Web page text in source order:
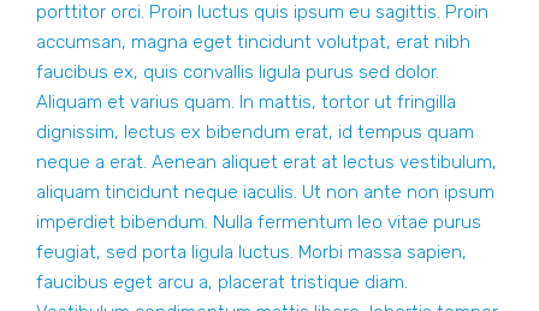
porttitor orci. Proin luctus quis ipsum eu sagittis. Proin
accumsan, magna eget tincidunt volutpat, erat nibh
faucibus ex, quis convallis ligula purus sed dolor.
Aliquam et varius quam. In mattis, tortor ut fringilla
dignissim, lectus ex bibendum erat, id tempus quam
neque a erat. Aenean aliquet erat at lectus vestibulum,
aliquam tincidunt neque iaculis. Ut non ante non ipsum
imperdiet bibendum. Nulla fermentum leo vitae purus
feugiat, sed porta ligula luctus. Morbi massa sapien,
faucibus eget arcu a, placerat tristique diam.